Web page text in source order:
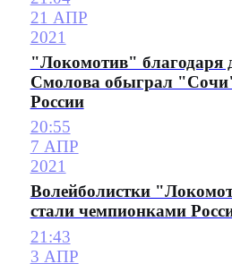
21 АПР
2021
"Локомотив" благодаря
Смолова обыграл
России
20:55
7 АПР
2021
Волейболистки
стали чемпионками
21:43
3 АПР